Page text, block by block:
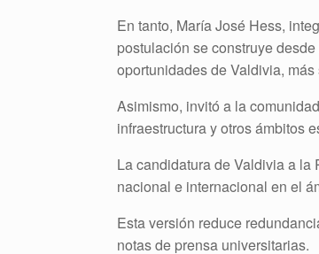
En tanto, María José Hess,
postulación se construye
oportunidades de Valdivia,
Asimismo, invitó a la
infraestructura y otros ámbitos
La candidatura de Valdivia a
nacional e internacional en el
Esta versión reduce
notas de prensa universitarias.